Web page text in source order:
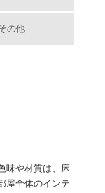
の他
味や材質は、床
屋全体のインテ